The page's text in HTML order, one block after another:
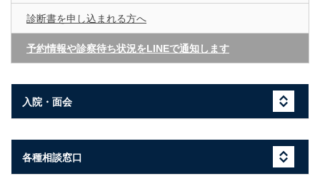
診断書を申し込まれる方へ
予約情報や診察待ち状況をLINEで通知します
入院・面会
各種相談窓口